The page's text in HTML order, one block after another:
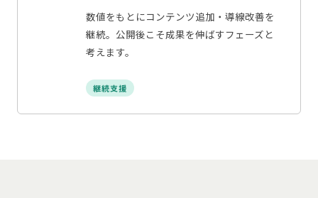
数値をもとにコンテンツ追加・導線改善を
継続。公開後こそ成果を伸ばすフェーズと
考えます。
継続支援